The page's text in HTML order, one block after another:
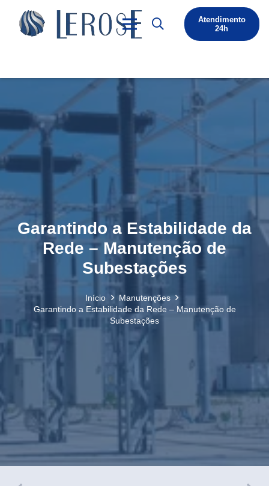
Atendimento
24h
Garantindo a Estabilidade da
Rede – Manutenção de
Subestações
Início
Manutenções
Garantindo a Estabilidade da Rede – Manutenção de
Subestações